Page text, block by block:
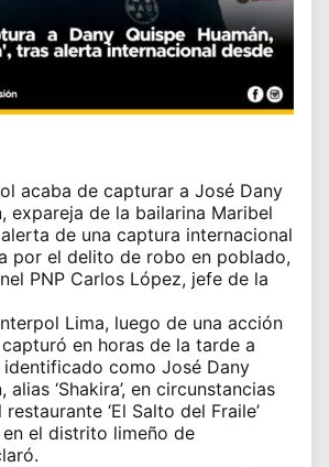
acaba de capturar a José Dany
expareja de la bailarina Maribel
de una captura internacional
por el delito de robo en poblado,
PNP Carlos López, jefe de la
Lima, luego de una acción
en horas de la tarde a
como José Dany
alias ‘Shakira’, en circunstancias
‘El Salto del Fraile’
el distrito limeño de